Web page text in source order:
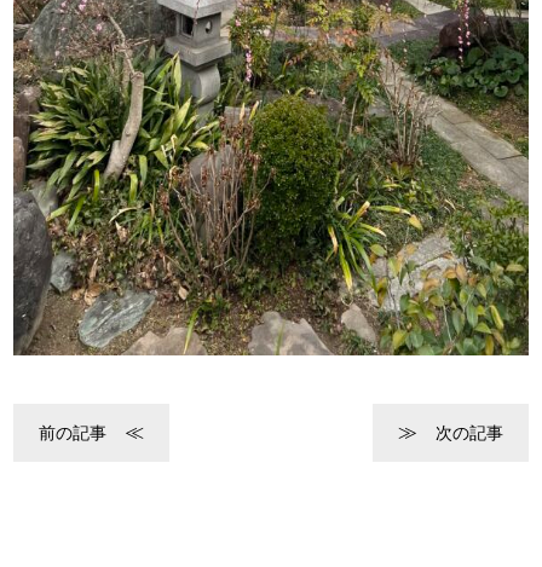
前の記事 次の記事